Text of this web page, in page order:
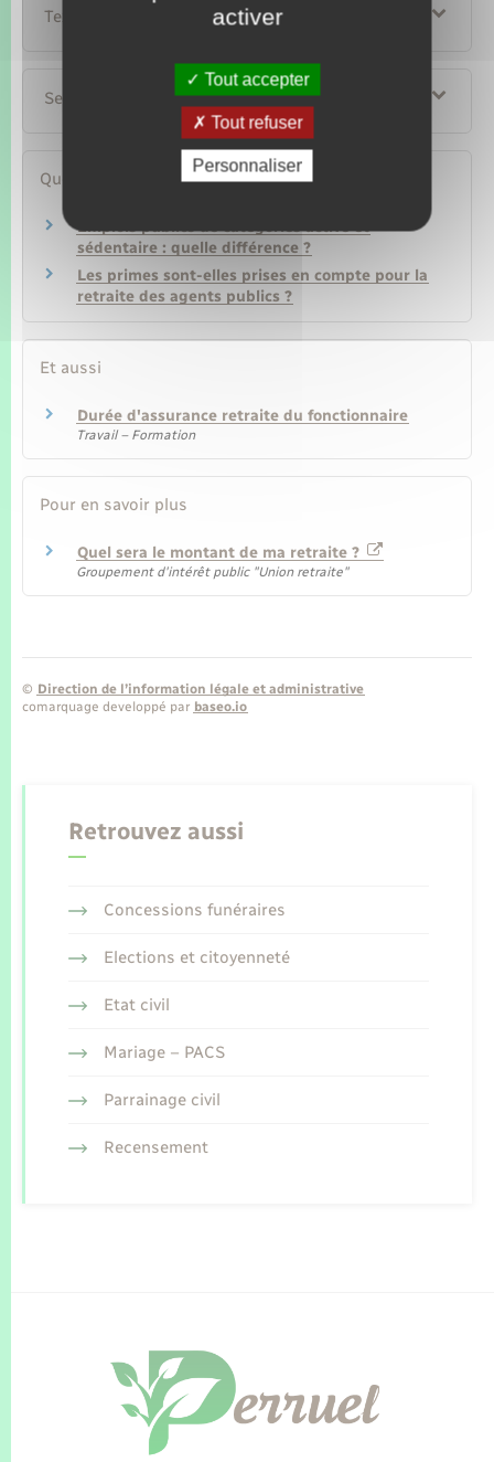
Textes de référence
Services en ligne et formulaires
Questions ? Réponses !
Emplois publics de catégories active et
sédentaire : quelle différence ?
Les primes sont-elles prises en compte pour la
retraite des agents publics ?
Et aussi
Durée d'assurance retraite du fonctionnaire
Travail – Formation
Pour en savoir plus
Quel sera le montant de ma retraite ?
Groupement d'intérêt public "Union retraite"
© Direction de l’information légale et administrative
comarquage developpé par baseo.io
Retrouvez aussi
Concessions funéraires
Elections et citoyenneté
Etat civil
Mariage – PACS
Parrainage civil
Recensement
activer
Tout accepter
Tout refuser
Personnaliser